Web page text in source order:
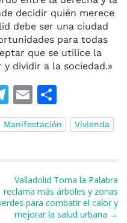
decidir quién merece
debe ser una ciudad
para todas
que se utilice la
dividir a la sociedad.»
T
el
e
a
m
E
m
ai
o
m
ar
ti
r
Manifestación Vivienda
Valladolid Toma la Palabra
reclama más árboles y zonas
para combatir el calor y
mejorar la salud urbana →